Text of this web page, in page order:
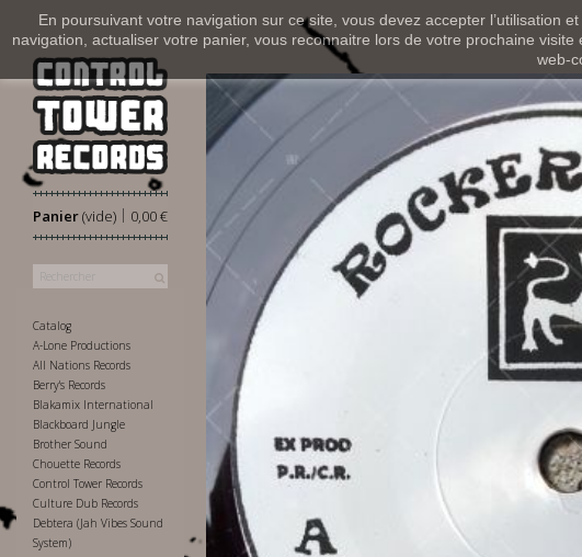
En poursuivant votre navigation sur ce site, vous devez accepter l’utilisation
navigation, actualiser votre panier, vous reconnaitre lors de votre prochaine
web-
Panier 0,00 €
|
(vide)
Catalog
A-Lone Productions
All Nations Records
Berry's Records
Blakamix International
Blackboard Jungle
Brother Sound
Chouette Records
Control Tower Records
Culture Dub Records
Debtera (Jah Vibes Sound
System)